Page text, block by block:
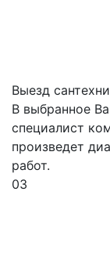
Выезд
В выбранное
специалист
произведет
работ.
03